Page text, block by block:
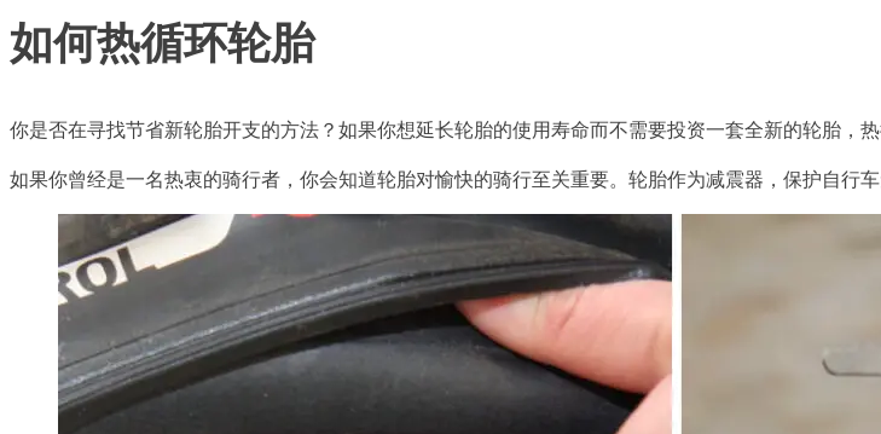
如何热循环轮胎
你是否在寻找节省新轮胎开支的方法？如果你想延长轮胎的使用寿命而不需要投资一套全新的轮胎，热
如果你曾经是一名热衷的骑行者，你会知道轮胎对愉快的骑行至关重要。轮胎作为减震器，保护自行